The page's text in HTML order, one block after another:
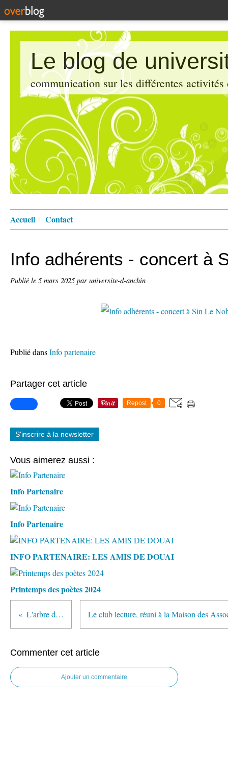
Le blog de
communication sur les différentes
Accueil Contact
Info adhérents - concert à
Publié le 5 mars 2025 par universite-d-anchin
Publié dansInfo partenaire
Partager cet article
Repost 0
S'inscrire à la newsletter
Vous aimerez aussi :
Info Partenaire
Info Partenaire
INFO PARTENAIRE: LES AMIS DE DOUAI
Printemps des poètes 2024
L'arbre de l'UAD
Commenter cet article
Ajouter un commentaire